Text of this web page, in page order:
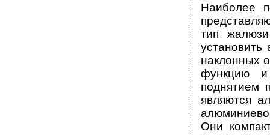
Наиболее
тип
наклонных
функцию и
поднятием
являются
Они